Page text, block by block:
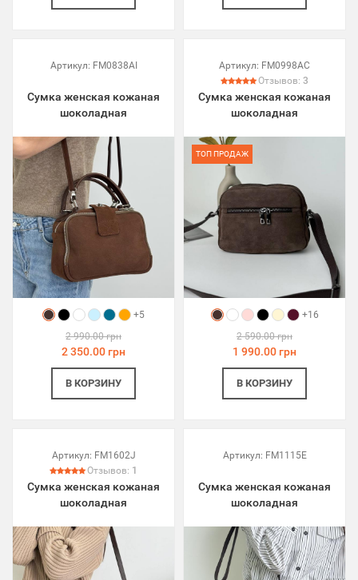
Артикул: FM0838AI
Сумка женская кожаная
шоколадная
+5
2 990.00 грн
2 350.00 грн
В КОРЗИНУ
Артикул: FM0998AC
Отзывов: 3
Сумка женская кожаная
шоколадная
ТОП ПРОДАЖ
+16
2 590.00 грн
1 990.00 грн
В КОРЗИНУ
Артикул: FM1602J
Отзывов: 1
Сумка женская кожаная
шоколадная
Артикул: FM1115E
Сумка женская кожаная
шоколадная